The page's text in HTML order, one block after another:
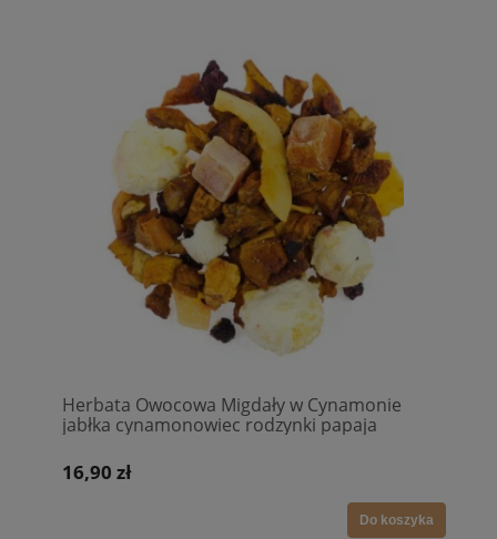
Herbata Owocowa Migdały w Cynamonie
jabłka cynamonowiec rodzynki papaja
kukurydza
16,90 zł
Do koszyka